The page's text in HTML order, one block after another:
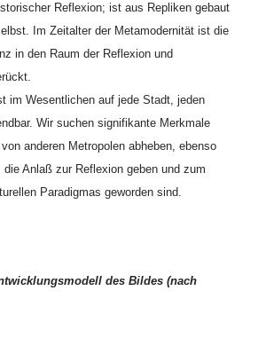
Reflexion; ist aus Repliken gebaut
Im Zeitalter der Metamodernität ist die
in den Raum der Reflexion und
im Wesentlichen auf jede Stadt, jeden
Wir suchen signifikante Merkmale
anderen Metropolen abheben, ebenso
die Anlaß zur Reflexion geben und zum
Paradigmas geworden sind.
des Bildes (nach